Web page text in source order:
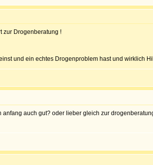
zur Drogenberatung !
und ein echtes Drogenproblem hast und wirklich
auch gut? oder lieber gleich zur